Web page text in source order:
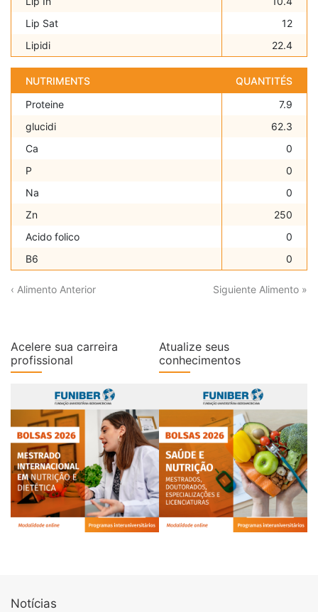
Lip Sat
12
Lipidi
22.4
NUTRIMENTS
QUANTITÉS
Proteine
7.9
glucidi
62.3
Ca
0
P
0
Na
0
Zn
250
Acido folico
0
B6
0
‹ Alimento Anterior Siguiente Alimento »
Acelere sua carreira
profissional
Atualize seus
conhecimentos
Notícias